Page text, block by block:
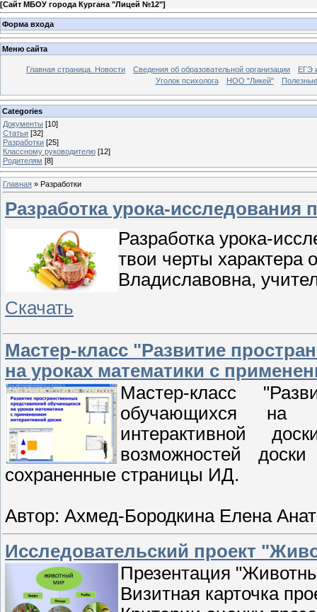
[Сайт МБОУ города Кургана "Лицей №12"]
Форма входа
Меню сайта
Главная страница. Новости Сведения об образовательной организации
ЕГЭ
Уголок психолога
НОО "Ликей"
Categories
Документы [10]
Статьи [32]
Разработки [25]
Классному руководителю [12]
Родителям [8]
Главная » Разработки
Разработка урока-исследования
Разработка урока-
твои черты характера
Владиславовна,
Скачать
Мастер-класс "Развитие
на уроках математики с
Мастер-класс
обучающихся на
интерактивной
возможностей
сохраненные страницы ИД.
Автор: Ахмед-Бородкина Елена
Исследовательский проект
Презентация
Визитная карточка